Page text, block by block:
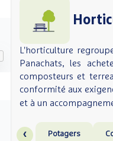
L'horticulture
Panachats, les
composteurs et
conformité aux
et à un
‹ Potagers